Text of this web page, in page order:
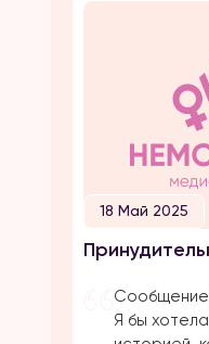
Было очень
событий,
избивал
чего
и обидное,
свои
религией.
блага.
18 Май 2025
Сообщение
Я бы